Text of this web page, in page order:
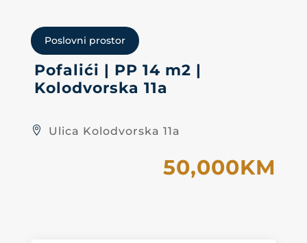
Poslovni prostor
Pofalići | PP 14 m2 |
Kolodvorska 11a
Ulica Kolodvorska 11a
50,000KM